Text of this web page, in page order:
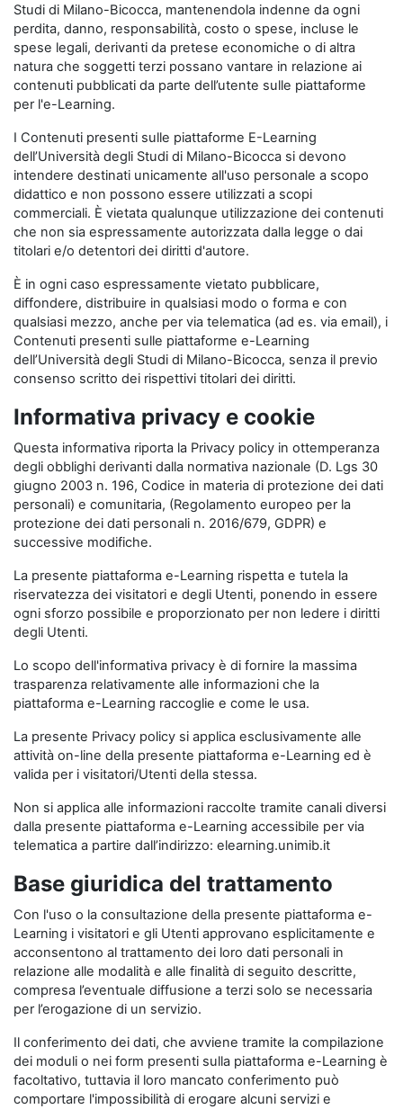
Studi di Milano-Bicocca, mantenendola indenne da ogni
perdita, danno, responsabilità, costo o spese, incluse le
spese legali, derivanti da pretese economiche o di altra
natura che soggetti terzi possano vantare in relazione ai
contenuti pubblicati da parte dell’utente sulle piattaforme
per l'e-Learning.
I Contenuti presenti sulle piattaforme E-Learning
dell’Università degli Studi di Milano-Bicocca si devono
intendere destinati unicamente all'uso personale a scopo
didattico e non possono essere utilizzati a scopi
commerciali. È vietata qualunque utilizzazione dei contenuti
che non sia espressamente autorizzata dalla legge o dai
titolari e/o detentori dei diritti d'autore.
È in ogni caso espressamente vietato pubblicare,
diffondere, distribuire in qualsiasi modo o forma e con
qualsiasi mezzo, anche per via telematica (ad es. via email), i
Contenuti presenti sulle piattaforme e-Learning
dell’Università degli Studi di Milano-Bicocca, senza il previo
consenso scritto dei rispettivi titolari dei diritti.
Informativa privacy e cookie
Questa informativa riporta la Privacy policy in ottemperanza
degli obblighi derivanti dalla normativa nazionale (D. Lgs 30
giugno 2003 n. 196, Codice in materia di protezione dei dati
personali) e comunitaria, (Regolamento europeo per la
protezione dei dati personali n. 2016/679, GDPR) e
successive modifiche.
La presente piattaforma e-Learning rispetta e tutela la
riservatezza dei visitatori e degli Utenti, ponendo in essere
ogni sforzo possibile e proporzionato per non ledere i diritti
degli Utenti.
Lo scopo dell'informativa privacy è di fornire la massima
trasparenza relativamente alle informazioni che la
piattaforma e-Learning raccoglie e come le usa.
La presente Privacy policy si applica esclusivamente alle
attività on-line della presente piattaforma e-Learning ed è
valida per i visitatori/Utenti della stessa.
Non si applica alle informazioni raccolte tramite canali diversi
dalla presente piattaforma e-Learning accessibile per via
telematica a partire dall’indirizzo: elearning.unimib.it
Base giuridica del trattamento
Con l'uso o la consultazione della presente piattaforma e-
Learning i visitatori e gli Utenti approvano esplicitamente e
acconsentono al trattamento dei loro dati personali in
relazione alle modalità e alle finalità di seguito descritte,
compresa l’eventuale diffusione a terzi solo se necessaria
per l’erogazione di un servizio.
Il conferimento dei dati, che avviene tramite la compilazione
dei moduli o nei form presenti sulla piattaforma e-Learning è
facoltativo, tuttavia il loro mancato conferimento può
comportare l'impossibilità di erogare alcuni servizi e